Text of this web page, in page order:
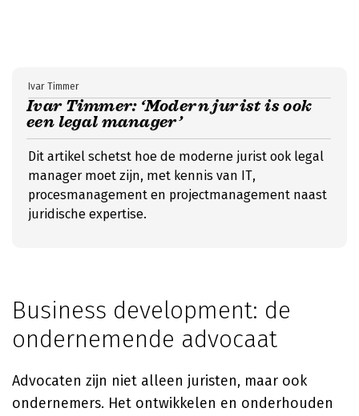
Ivar Timmer: ‘Modern jurist is ook
een legal manager’
Ivar Timmer
Dit artikel schetst hoe de moderne jurist ook legal
manager moet zijn, met kennis van IT,
procesmanagement en projectmanagement naast
juridische expertise.
Business development: de
ondernemende advocaat
Advocaten zijn niet alleen juristen, maar ook
ondernemers. Het ontwikkelen en onderhouden